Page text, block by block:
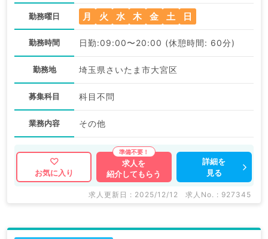
勤務曜日 月 火 水 木 金 土 日
勤務時間 日勤:09:00〜20:00 (休憩時間: 60分)
勤務地 埼玉県さいたま市大宮区
募集科目 科目不問
業務内容 その他
お気に入り
求人を
紹介してもらう
詳細を
見る
求人更新日 : 2025/12/12 求人No. : 927345